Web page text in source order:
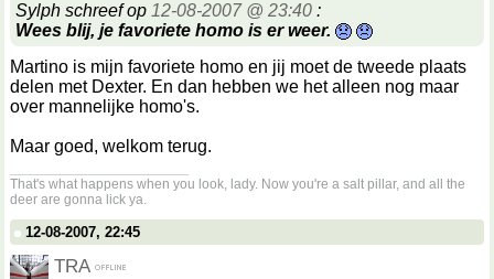
Sylph schreef op 12-08-2007 @ 23:40 :
Wees blij, je favoriete homo is er weer.
Martino is mijn favoriete homo en jij moet de tweede plaats
delen met Dexter. En dan hebben we het alleen nog maar
over mannelijke homo's.
Maar goed, welkom terug.
That's what happens when you look, lady. Now you're a salt pillar, and all the
deer are gonna lick ya.
12-08-2007, 22:45
TRA